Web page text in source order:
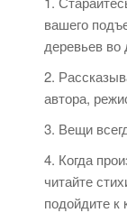
вашего
деревьев во
автора,
Вещи
Когда
читайте
подойдите к